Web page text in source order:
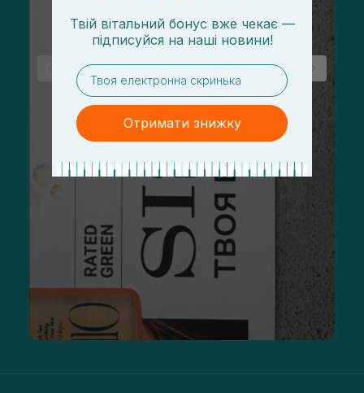
Твій вітальний бонус вже чекає —
підписуйся на наші новини!
email
Отримати знижку